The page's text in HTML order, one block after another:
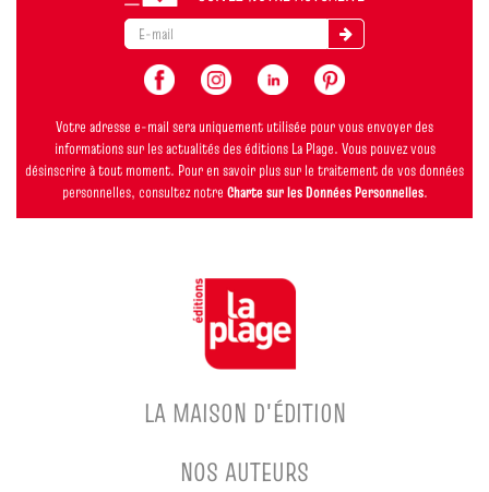
Votre adresse e-mail sera uniquement utilisée pour vous envoyer des
informations sur les actualités des éditions La Plage. Vous pouvez vous
désinscrire à tout moment. Pour en savoir plus sur le traitement de vos données
personnelles, consultez notre Charte sur les Données Personnelles.
LA MAISON D'ÉDITION
NOS AUTEURS